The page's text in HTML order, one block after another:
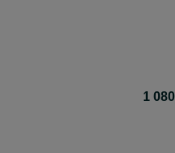
1